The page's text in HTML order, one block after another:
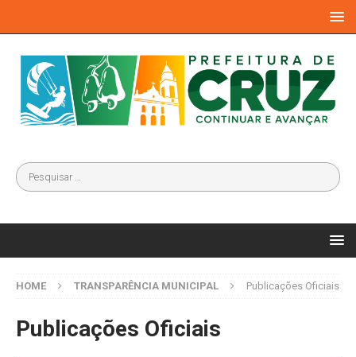
HOME TRANSPARÊNCIA MUNICIPAL Publicações Oficiais
Publicações Oficiais